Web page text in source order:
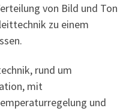
von Bild und Ton
zu einem
rund um
mit
und